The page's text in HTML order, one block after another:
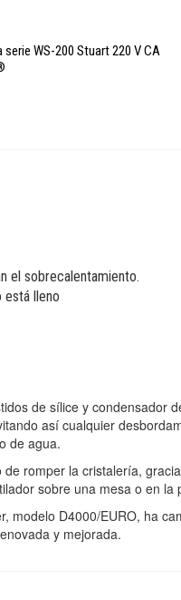
WS-200 Stuart 220 V CA
el sobrecalentamiento.
está lleno
de sílice y
así cualquier
de agua.
romper la cristalería,
sobre una mesa o en
modelo D4000/EURO, ha
y mejorada.